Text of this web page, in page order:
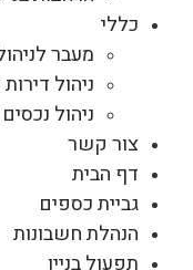
כללי
מעבר
ניהול
ניהול
צור קשר
דף הבית
גביית כספים
הנהלת חשבונות
תפעול בניין